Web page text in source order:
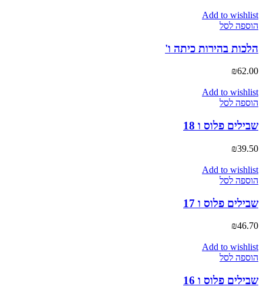
Add to wishlist
הוספה לסל
הלכות בהירות כיתה ו'
₪62.00
Add to wishlist
הוספה לסל
שבילים פלוס ו 18
₪39.50
Add to wishlist
הוספה לסל
שבילים פלוס ו 17
₪46.70
Add to wishlist
הוספה לסל
שבילים פלוס ו 16